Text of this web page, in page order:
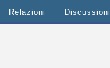
Relazioni Discussioni